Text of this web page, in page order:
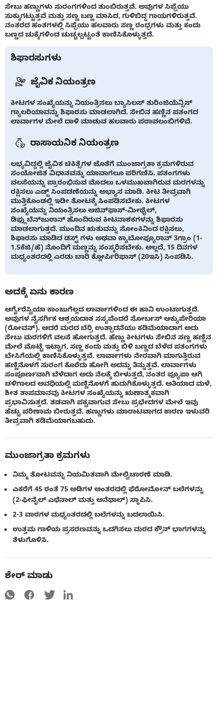
ಸೇಬು ಹಣ್ಣುಗಳು ಸುರಂಗಗಳಿಂದ ತುಂಬಿರುತ್ತವೆ. ಅವುಗಳ ಸಿಪ್ಪೆಯು
ಸುಕ್ಕುಗಟ್ಟುತ್ತವೆ ಮತ್ತು ಸಣ್ಣ ಬಣ್ಣ ಮಾಸಿದ, ಗುಳಿಬಿದ್ದ ಗಾಯಗಳಿರುತ್ತವೆ.
ನಂತರದ ಹಂತಗಳಲ್ಲಿ ಸಿಪ್ಪೆಯು ಹಲವಾರು ಸಣ್ಣ ರಂಧ್ರಗಳು ಮತ್ತು ಕಂದು
ಬಣ್ಣದ ಚುಕ್ಕೆಗಳಿಂದ ಚುಚ್ಚಲ್ಪಟ್ಟಂತೆ ಕಾಣಿಸಿಕೊಳ್ಳುತ್ತದೆ.
ಶಿಫಾರಸುಗಳು
ಜೈವಿಕ ನಿಯಂತ್ರಣ
ಕೀಟಗಳ ಸಂಖ್ಯೆಯನ್ನು ನಿಯಂತ್ರಿಸಲು ಬ್ಯಾಸಿಲಸ್ ತುರಿಂಜಿಯೆನ್ಸಿಸ್
ಗ್ಯಾಲರಿಯಾವನ್ನು ಶಿಫಾರಸು ಮಾಡಲಾಗಿದೆ. ಸೇಬಿನ ಹಣ್ಣಿನ ಪತಂಗದ
ಲಾರ್ವಾಗಳ ಮೇಲೆ ದಾಳಿ ಮಾಡುವ ಹಲವಾರು ಪರಾವಲಂಬಿಗಳಿವೆ.
ರಾಸಾಯನಿಕ ನಿಯಂತ್ರಣ
ಲಭ್ಯವಿದ್ದಲ್ಲಿ ಜೈವಿಕ ಚಿಕಿತ್ಸೆಗಳ ಜೊತೆಗೆ ಮುಂಜಾಗ್ರತಾ ಕ್ರಮಗಳಿರುವ
ಸಂಯೋಜಿತ ವಿಧಾನವನ್ನು ಯಾವಾಗಲೂ ಪರಿಗಣಿಸಿ. ಪತಂಗಗಳು
ವಲಸೆಯನ್ನು ಪ್ರಾರಂಭಿಸುವ ಮೊದಲು ಒಳಮುಖವಾಗಿರುವ ಮರಗಳನ್ನು
ರಕ್ಷಿಸಲು ಎಡ್ಜ್ ಸಿಂಪಡಣೆಯನ್ನು ಅಭ್ಯಾಸ ಮಾಡಿ. ಕೀಟ ತೀವ್ರವಾಗಿ
ಮುತ್ತಿಕೊಂಡಲ್ಲಿ ಇಡೀ ತೋಟಕ್ಕೆ ಸಿಂಪಡಿಸಬೇಕು. ಕೀಟಗಳ
ಸಂಖ್ಯೆಯನ್ನು ನಿಯಂತ್ರಿಸಲು ಅಜಿನ್‌ಫಾಸ್-ಮೀಥೈಲ್,
ಡಿಫ್ಲುಬೆನ್‌ಜುರಾನ್ ಹೊಂದಿರುವ ಕೀಟನಾಶಕಗಳನ್ನು ಶಿಫಾರಸು
ಮಾಡಲಾಗುತ್ತದೆ. ಮುಂದಿನ ಋತುವನ್ನು ಸೋಂಕಿನಿಂದ ರಕ್ಷಿಸಲು,
ಶಿಫಾರಸು ಮಾಡಿದ ಡಸ್ಟ್ ಗಳು ಅಥವಾ ಕ್ಯಾಬೋಫ್ಯೂರಾನ್ 3ಗ್ರಾಂ (1-
1.5ಕೆಜಿ/ಹೆ) ನೊಂದಿಗೆ ಮಣ್ಣನ್ನು ಸಂಸ್ಕರಿಸಬೇಕು. ಅಲ್ಲದೆ, 15 ದಿನಗಳ
ಮಧ್ಯಂತರದಲ್ಲಿ ಎರಡು ಬಾರಿ ಕ್ಲೋರ್ಪಿರಿಫಾಸ್ (20ಇಸಿ) ಸಿಂಪಡಿಸಿ.
ಅದಕ್ಕೆ ಏನು ಕಾರಣ
ಆರ್ಗೈರೆಸ್ಟಿಯಾ ಕಾಂಜುಗೆಲ್ಲದ ಲಾರ್ವಾಗಳಿಂದ ಈ ಹಾನಿ ಉಂಟಾಗುತ್ತದೆ.
ಅವುಗಳ ನೈಸರ್ಗಿಕ ಆಶ್ರಯದಾತ ಸಸ್ಯವೆಂದರೆ ಸೋರ್ಬಸ್ ಆಕ್ಯುಪೇರಿಯಾ
(ರೋವನ್). ಆದರೆ ಮರದ ಬೆರ್ರಿ ಉತ್ಪಾದನೆಯು ಕಡಿಮೆಯಾದಾಗ ಅದು
ಸೇಬು ಮರಗಳಿಗೆ ವಲಸೆ ಹೋಗುತ್ತದೆ. ಹೆಣ್ಣು ಕೀಟಗಳು ಸೇಬಿನ ಸಣ್ಣ ಹಣ್ಣಿನ
ಮೇಲೆ ಮೊಟ್ಟೆ ಇಟ್ಟಾಗ, ಸಣ್ಣ ಕಂದು ಮತ್ತು ಬಿಳಿ ಬಣ್ಣದ ಬೆಳೆದ ಪತಂಗಗಳು
ಬೇಸಿಗೆಯಲ್ಲಿ ಕಾಣಿಸಿಕೊಳ್ಳುತ್ತವೆ. ಲಾರ್ವಾಗಳು ನೇರವಾಗಿ ಮಾಗುತ್ತಿರುವ
ಹಣ್ಣಿನೊಳಗೆ ಸುರಂಗ ಕೊರೆದು ಹೋಗಿ ಅದನ್ನು ತಿನ್ನುತ್ತವೆ. ಲಾರ್ವಾಗಳು
ಸಂಪೂರ್ಣವಾಗಿ ಬೆಳೆದಾಗ ಅದು ನೆಲಕ್ಕೆ ಬೀಳುತ್ತದೆ, ನಂತರ ಪ್ಯೂಪಾ ಆಗಿ
ಚಳಿಗಾಲದ ಅವಧಿಯಲ್ಲಿ ಮಣ್ಣಿನೊಳಗೆ ಹುದುಗಿಕೊಳ್ಳುತ್ತದೆ. ಅತಿಯಾದ ಮಳೆ,
ಶೀತ ತಾಪಮಾನವು ಕೀಟಗಳ ಸಂಖ್ಯೆಯನ್ನು ಋಣಾತ್ಮಕವಾಗಿ
ಪ್ರಭಾವಿಸುತ್ತದೆ. ತಡವಾಗಿ ಪಕ್ವವಾಗುವ ಸೇಬು ಪ್ರಭೇದಗಳ ಮೇಲೆ ಇವು
ಹೆಚ್ಚು ಪರಿಣಾಮ ಬೀರುತ್ತವೆ. ಹಣ್ಣುಗಳು ಮಾರಾಟವಾಗದ ಕಾರಣ ಇಳುವರಿ
ತೀವ್ರವಾಗಿ ಕಡಿಮೆಯಾಗಬಹುದು.
ಮುಂಜಾಗ್ರತಾ ಕ್ರಮಗಳು
ನಿಮ್ಮ ತೋಟವನ್ನು ನಿಯಮಿತವಾಗಿ ಮೇಲ್ವಿಚಾರಣೆ ಮಾಡಿ.
ಎಕರೆಗೆ 45 ರಂತೆ 75 ಅಡಿಗಳ ಅಂತರದಲ್ಲಿ ಫೆರೋಮೋನ್ ಬಲೆಗಳನ್ನು
(2-ಫೀನೈಲ್ ಎಥೆನಾಲ್ ಮತ್ತು ಅನೆಥಾಲ್) ಸ್ಥಾಪಿಸಿ.
2-3 ವಾರಗಳ ಮಧ್ಯಂತರದಲ್ಲಿ ಬಲೆಗಳನ್ನು ಬದಲಾಯಿಸಿ.
ಉತ್ತಮ ಗಾಳಿಯ ಪ್ರಸರಣವನ್ನು ಒದಗಿಸಲು ಮರದ ಕ್ರೌನ್ ಭಾಗಗಳನ್ನು
ತೆಳುಗೊಳಿಸಿ.
ಶೇರ್ ಮಾಡು